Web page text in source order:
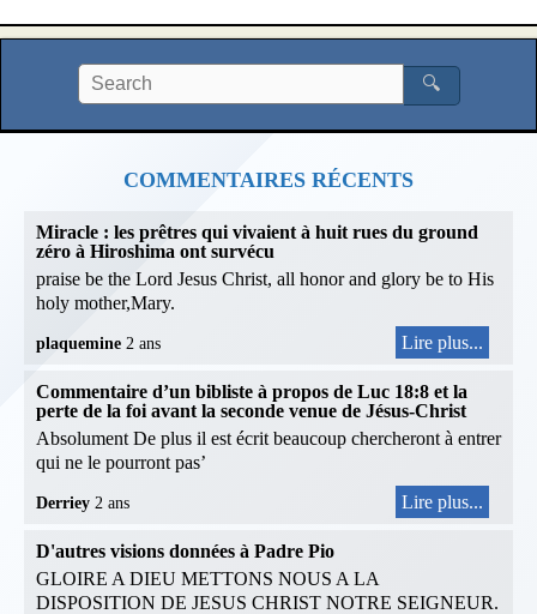
🔍
COMMENTAIRES RÉCENTS
Miracle : les prêtres qui vivaient à huit rues du ground
zéro à Hiroshima ont survécu
praise be the Lord Jesus Christ, all honor and glory be to His
holy mother,Mary.
plaquemine 2 ans Lire plus...
Commentaire d’un bibliste à propos de Luc 18:8 et la
perte de la foi avant la seconde venue de Jésus-Christ
Absolument De plus il est écrit beaucoup chercheront à entrer
qui ne le pourront pas’
Derriey 2 ans Lire plus...
D'autres visions données à Padre Pio
GLOIRE A DIEU METTONS NOUS A LA
DISPOSITION DE JESUS CHRIST NOTRE SEIGNEUR.